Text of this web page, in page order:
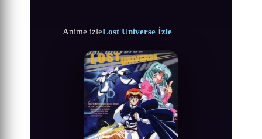
Anime izleLost Universe İzle